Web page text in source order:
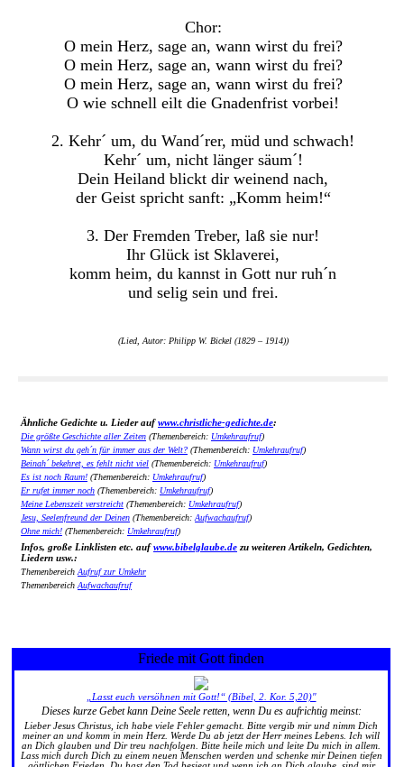
Chor:
O mein Herz, sage an, wann wirst du frei?
O mein Herz, sage an, wann wirst du frei?
O mein Herz, sage an, wann wirst du frei?
O wie schnell eilt die Gnadenfrist vorbei!
2. Kehr´ um, du Wand´rer, müd und schwach!
Kehr´ um, nicht länger säum´!
Dein Heiland blickt dir weinend nach,
der Geist spricht sanft: „Komm heim!“
3. Der Fremden Treber, laß sie nur!
Ihr Glück ist Sklaverei,
komm heim, du kannst in Gott nur ruh´n
und selig sein und frei.
(Lied, Autor: Philipp W. Bickel (1829 – 1914))
Ähnliche Gedichte u. Lieder aufwww.christliche-gedichte.de:
Die größte Geschichte aller Zeiten (Themenbereich: Umkehraufruf)
Wann wirst du geh´n für immer aus der Welt? (Themenbereich: Umkehraufruf)
Beinah´ bekehret, es fehlt nicht viel (Themenbereich: Umkehraufruf)
Es ist noch Raum! (Themenbereich: Umkehraufruf)
Er rufet immer noch (Themenbereich: Umkehraufruf)
Meine Lebenszeit verstreicht (Themenbereich: Umkehraufruf)
Jesu, Seelenfreund der Deinen (Themenbereich:Aufwachaufruf)
Ohne mich! (Themenbereich: Umkehraufruf)
Infos, große Linklisten etc. aufwww.bibelglaube.de zu weiteren Artikeln, Gedichten,
Liedern usw.:
ThemenbereichAufruf zur Umkehr
ThemenbereichAufwachaufruf
Friede mit Gott finden
„Lasst euch versöhnen mit Gott!“ (Bibel, 2. Kor. 5,20)"
Dieses kurze Gebet kann Deine Seele retten, wenn Du es aufrichtig meinst:
Lieber Jesus Christus, ich habe viele Fehler gemacht. Bitte vergib mir und nimm Dich
meiner an und komm in mein Herz. Werde Du ab jetzt der Herr meines Lebens. Ich will
an Dich glauben und Dir treu nachfolgen. Bitte heile mich und leite Du mich in allem.
Lass mich durch Dich zu einem neuen Menschen werden und schenke mir Deinen tiefen